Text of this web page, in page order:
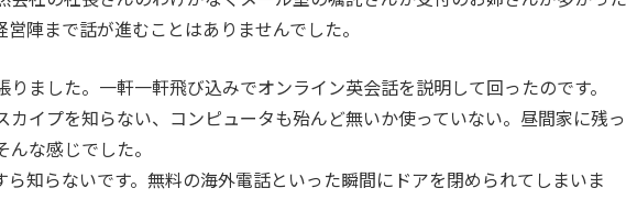
陣まで話が進むことはありませんでした。
ました。一軒一軒飛び込みでオンライン英会話を説明して回ったのです。
カイプを知らない、コンピュータも殆んど無いか使っていない。昼間家に残っ
な感じでした。
ら知らないです。無料の海外電話といった瞬間にドアを閉められてしまいま